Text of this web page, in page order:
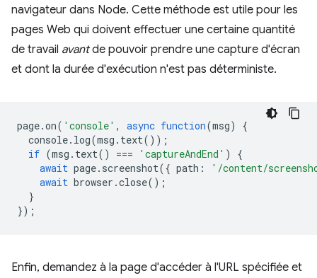
navigateur dans Node. Cette méthode est utile pour les
pages Web qui doivent effectuer une certaine quantité
de travail avantde pouvoir prendre une capture d'écran
et dont la durée d'exécution n'est pas déterministe.
page.on( 'console' , async function(msg)
{
console. log(msg . text());
if (msg . text() === 'captureAndEnd' )
{
await page. screenshot({ path :
'/content/
await browser .close();
}
});
Enfin, demandez à la page d'accéder à l'URL spécifiée et